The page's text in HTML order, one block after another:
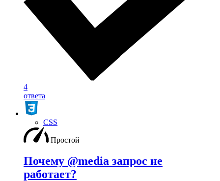
4
ответа
CSS
Простой
Почему @media запрос не
работает?